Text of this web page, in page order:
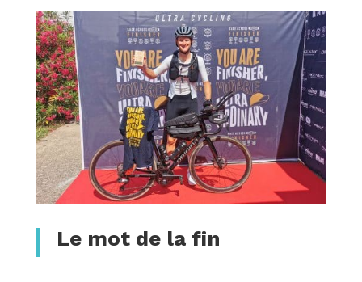
Le mot de la fin